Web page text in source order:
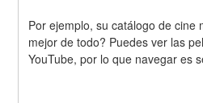
Por ejemplo, su catálogo de cine
mejor de todo? Puedes ver las
YouTube, por lo que navegar es